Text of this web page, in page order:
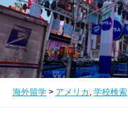
海外留学> アメリカ 学校検索